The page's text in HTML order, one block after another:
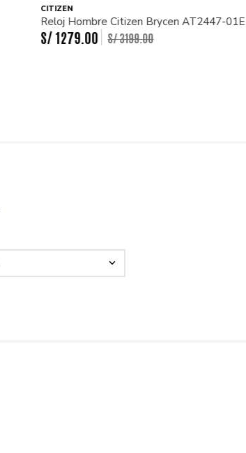
CITIZEN
Reloj Hombre Citizen Brycen AT2447-01E
S/1279.00 S/3199.00